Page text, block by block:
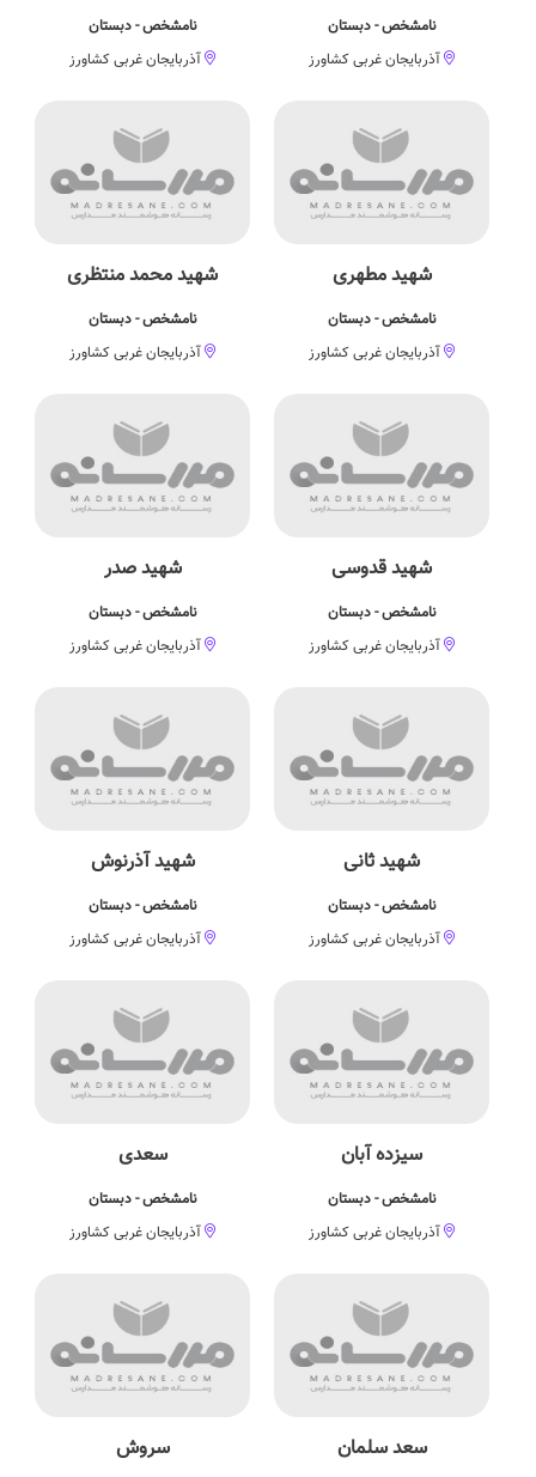
نامشخص - دبستان
آذربایجان غربی کشاورز
نامشخص - دبستان
آذربایجان غربی کشاورز
شهید مطهری
نامشخص - دبستان
آذربایجان غربی کشاورز
شهید محمد منتظری
نامشخص - دبستان
آذربایجان غربی کشاورز
شهید قدوسی
نامشخص - دبستان
آذربایجان غربی کشاورز
شهید صدر
نامشخص - دبستان
آذربایجان غربی کشاورز
شهید ثانی
نامشخص - دبستان
آذربایجان غربی کشاورز
شهید آذرنوش
نامشخص - دبستان
آذربایجان غربی کشاورز
سیزده آبان
نامشخص - دبستان
آذربایجان غربی کشاورز
سعدی
نامشخص - دبستان
آذربایجان غربی کشاورز
سعد سلمان سروش